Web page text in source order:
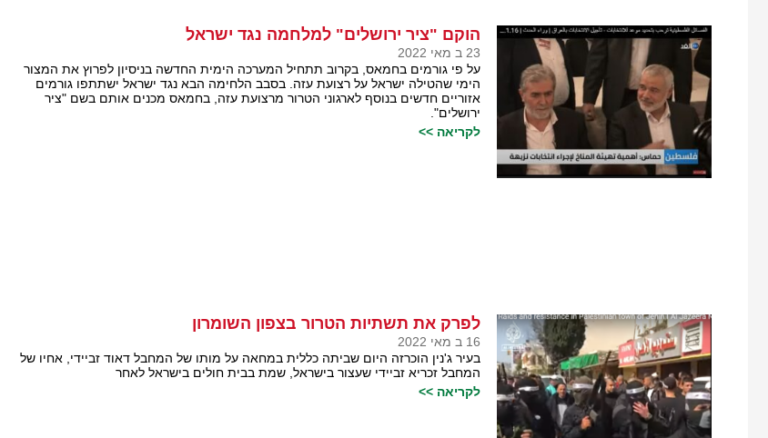
הוקם "ציר ירושלים" למלחמה נגד ישראל
23 ב מאי 2022
על פי גורמים בחמאס, בקרוב תתחיל המערכה הימית החדשה בניסיון לפרוץ את המצור
הימי שהטילה ישראל על רצועת עזה. בסבב הלחימה הבא נגד ישראל ישתתפו גורמים
אזוריים חדשים בנוסף לארגוני הטרור מרצועת עזה, בחמאס מכנים אותם בשם "ציר
ירושלים".
לקריאה >>
לפרק את תשתיות הטרור בצפון השומרון
16 ב מאי 2022
בעיר ג'נין הוכרזה היום שביתה כללית במחאה על מותו של המחבל דאוד זביידי, אחיו של
המחבל זכריא זביידי שעצור בישראל, שמת בבית חולים בישראל לאחר
לקריאה >>